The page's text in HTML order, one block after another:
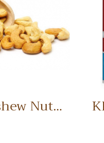
Half Cashew Nuts เม็ดมะม่วงหิมพานต์แบ่งครึ่ง